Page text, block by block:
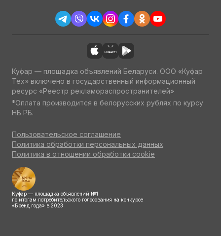
Куфар — площадка объявлений Беларуси. ООО «Куфар
Тех» включено в государственный информационный
ресурс «Реестр рекламораспространителей»
*Оплата производится в белорусских рублях по курсу
НБ РБ.
Пользовательское соглашение
Политика обработки персональных данных
Политика в отношении обработки cookie
Куфар — площадка объявлений №1
по итогам потребительского голосования на конкурсе
«Бренд года» в 2023